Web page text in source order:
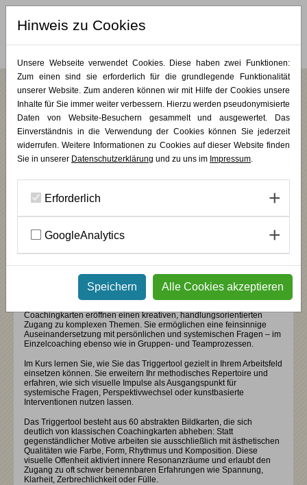
MERKLISTE (0)
Bildungsurlaub/Mehrtageskurse/Coaching & Organisationsentwicklung/
PLUS KUNST
Arbeiten mit dem Triggertool
INHALT
Entdecken Sie neue, ästhetisch-intuitive Zugänge für Ihre
Coachingpraxis! In diesem Kurs erweitern Sie Ihr methodisches
Repertoire um eine kreative, bildgestützte Technik: die Triggertool-
künstlerisch inspirierten Impulsen – für neue Perspektiven, tiefere
Reflexion und frische Energie in Einzel- und Gruppensettings.
Coachingkarten eröffnen einen kreativen, handlungsorientierten
Zugang zu komplexen Themen. Sie ermöglichen eine feinsinnige
Auseinandersetzung mit persönlichen und systemischen Fragen – im
Einzelcoaching ebenso wie in Gruppen- und Teamprozessen.
Im Kurs lernen Sie, wie Sie das Triggertool gezielt in Ihrem Arbeitsfeld
einsetzen können. Sie erweitern Ihr methodisches Repertoire und
erfahren, wie sich visuelle Impulse als Ausgangspunkt für
systemische Fragen, Perspektivwechsel oder kunstbasierte
Interventionen nutzen lassen.
Das Triggertool besteht aus 60 abstrakten Bildkarten, die sich
deutlich von klassischen Coachingkarten abheben: Statt
gegenständlicher Motive arbeiten sie ausschließlich mit ästhetischen
Qualitäten wie Farbe, Form, Rhythmus und Komposition. Diese
visuelle Offenheit aktiviert innere Resonanzräume und erlaubt den
Zugang zu oft schwer benennbaren Erfahrungen wie Spannung,
Klarheit, Zerbrechlichkeit oder Fülle.
Hinweis zu Cookies
Unsere Webseite verwendet Cookies. Diese haben zwei Funktionen:
Zum einen sind sie erforderlich für die grundlegende Funktionalität
unserer Website. Zum anderen können wir mit Hilfe der Cookies unsere
Inhalte für Sie immer weiter verbessern. Hierzu werden pseudonymisierte
Daten von Website-Besuchern gesammelt und ausgewertet. Das
Einverständnis in die Verwendung der Cookies können Sie jederzeit
widerrufen. Weitere Informationen zu Cookies auf dieser Website finden
Sie in unserer Datenschutzerklärung und zu uns im Impressum.
Erforderlich
GoogleAnalytics
Speichern Alle Cookies akzeptieren